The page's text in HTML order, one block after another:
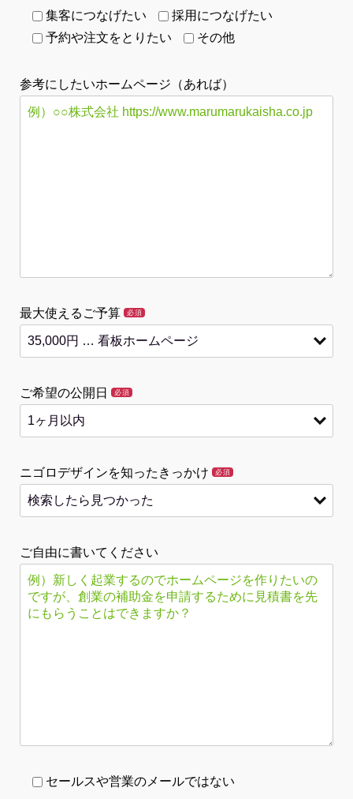
集客につなげたい
採用につなげたい
予約や注文をとりたい
その他
参考にしたいホームページ（あれば）
最大使えるご予算 必須
ご希望の公開日 必須
ニゴロデザインを知ったきっかけ 必須
ご自由に書いてください
セールスや営業のメールではない